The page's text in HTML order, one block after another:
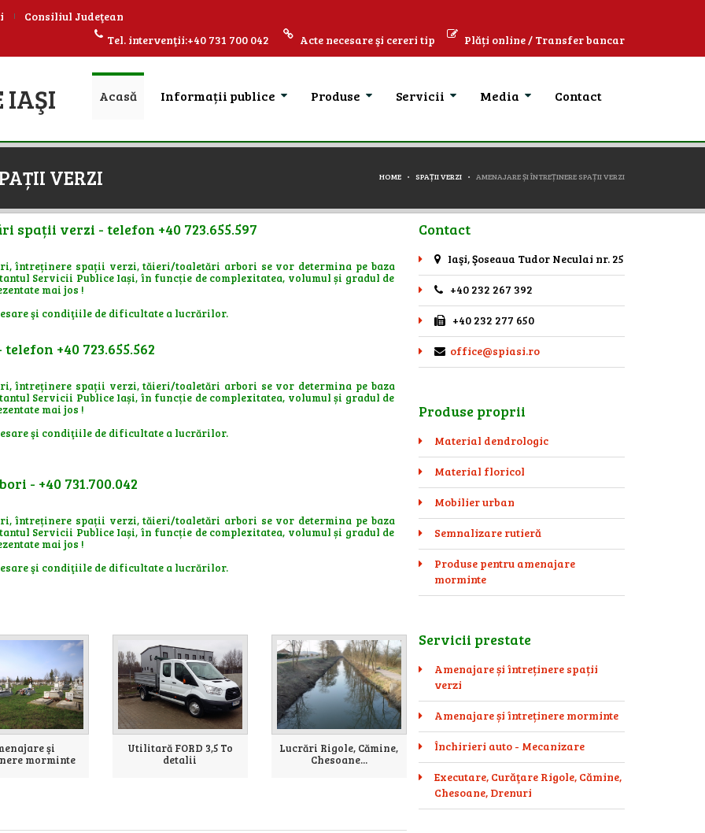
Consiliul Judeţean
Tel. intervenţii:+40 731 700 042
Acte necesare şi cereri tip Plăți online / Transfer bancar
IAŞI Acasă Informații publice Produse Servicii Media Contact
VERZI HOME SPAȚII VERZI AMENAJARE ȘI ÎNTREȚINERE SPAȚII VERZI
verzi - telefon +40 723.655.597
întreținere spații verzi, tăieri/toaletări arbori se vor determina pe baza
Servicii Publice Iași, în funcție de complexitatea, volumul și gradul de
mai jos !
şi condiţiile de dificultate a lucrărilor.
+40 723.655.562
întreținere spații verzi, tăieri/toaletări arbori se vor determina pe baza
Servicii Publice Iași, în funcție de complexitatea, volumul și gradul de
mai jos !
şi condiţiile de dificultate a lucrărilor.
- +40 731.700.042
întreținere spații verzi, tăieri/toaletări arbori se vor determina pe baza
Servicii Publice Iași, în funcție de complexitatea, volumul și gradul de
mai jos !
şi condiţiile de dificultate a lucrărilor.
şi
morminte
Utilitară FORD 3,5 To
detalii
Lucrări Rigole, Cămine,
Chesoane...
Contact
Iaşi, Şoseaua Tudor Neculai nr. 25
+40 232 267 392
+40 232 277 650
office@spiasi.ro
Produse proprii
Material dendrologic
Material floricol
Mobilier urban
Semnalizare rutieră
Produse pentru amenajare
morminte
Servicii prestate
Amenajare și întreținere spații
verzi
Amenajare și întreținere morminte
Închirieri auto - Mecanizare
Executare, Curăţare Rigole, Cămine,
Chesoane, Drenuri